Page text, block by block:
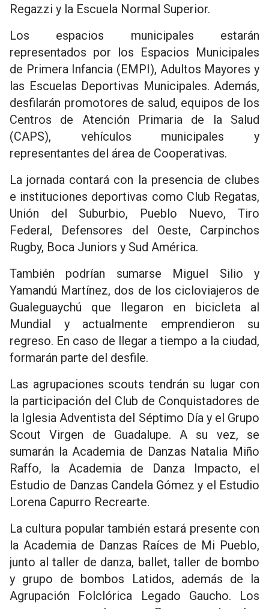
Regazzi y la Escuela Normal Superior.
Los espacios municipales estarán
representados por los Espacios Municipales
de Primera Infancia (EMPI), Adultos Mayores y
las Escuelas Deportivas Municipales. Además,
desfilarán promotores de salud, equipos de los
Centros de Atención Primaria de la Salud
(CAPS), vehículos municipales y
representantes del área de Cooperativas.
La jornada contará con la presencia de clubes
e instituciones deportivas como Club Regatas,
Unión del Suburbio, Pueblo Nuevo, Tiro
Federal, Defensores del Oeste, Carpinchos
Rugby, Boca Juniors y Sud América.
También podrían sumarse Miguel Silio y
Yamandú Martínez, dos de los cicloviajeros de
Gualeguaychú que llegaron en bicicleta al
Mundial y actualmente emprendieron su
regreso. En caso de llegar a tiempo a la ciudad,
formarán parte del desfile.
Las agrupaciones scouts tendrán su lugar con
la participación del Club de Conquistadores de
la Iglesia Adventista del Séptimo Día y el Grupo
Scout Virgen de Guadalupe. A su vez, se
sumarán la Academia de Danzas Natalia Miño
Raffo, la Academia de Danza Impacto, el
Estudio de Danzas Candela Gómez y el Estudio
Lorena Capurro Recrearte.
La cultura popular también estará presente con
la Academia de Danzas Raíces de Mi Pueblo,
junto al taller de danza, ballet, taller de bombo
y grupo de bombos Latidos, además de la
Agrupación Folclórica Legado Gaucho. Los